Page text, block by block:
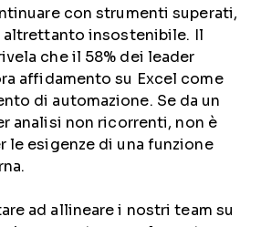
con strumenti superati,
altrettanto insostenibile. Il
che il 58% dei leader
affidamento su Excel come
di automazione. Se da un
analisi non ricorrenti, non è
le esigenze di una funzione
ad allineare i nostri team su